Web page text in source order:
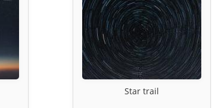
Star trail